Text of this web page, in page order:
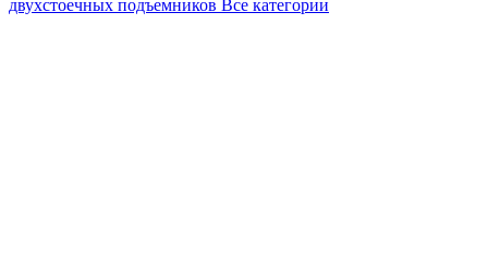
двухстоечных подъемников Все категории